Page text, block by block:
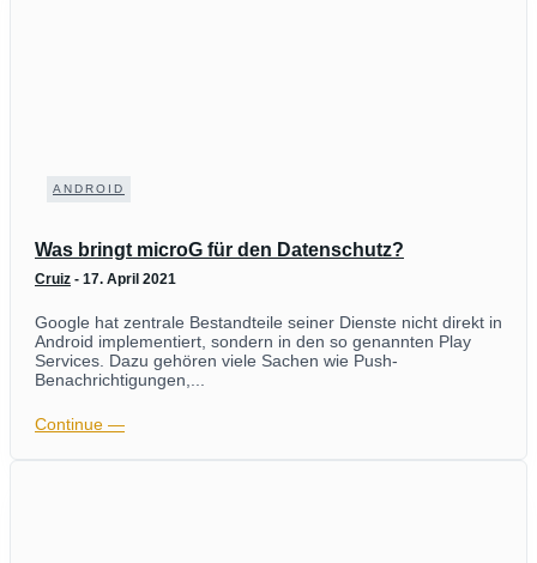
ANDROID
Was bringt microG für den Datenschutz?
Cruiz - 17. April 2021
Google hat zentrale Bestandteile seiner Dienste nicht direkt in
Android implementiert, sondern in den so genannten Play
Services. Dazu gehören viele Sachen wie Push-
Benachrichtigungen,...
Continue ―